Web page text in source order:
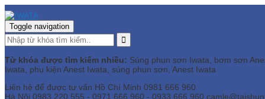
Toggle navigation
Từ khóa được tìm kiếm nhiều: Súng phun sơn Iwata, bơm sơn
Iwata, phụ kiện Anest Iwata, súng phun sơn, Anest Iwata
Liên hệ để được tư vấn Hồ Chí Minh 0981 666 960
Hà Nội 0983 220 555 - 0971 666 960 - 0933 666 960